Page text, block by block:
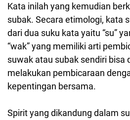
Kata inilah yang kemudian
subak. Secara etimologi, kata
dari dua suku kata yaitu “su”
“wak” yang memiliki arti
suwak atau subak sendiri bisa
melakukan pembicaraan
kepentingan bersama.
Spirit yang dikandung dalam